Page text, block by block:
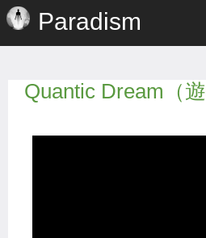
Paradism
Quantic Dream（